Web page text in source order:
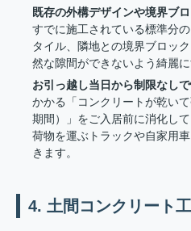
既存の外構デザインや境界ブ
すでに施工されている標準分
タイル、隣地との境界ブロッ
然な隙間ができないよう綺麗
お引っ越し当日から制限なし
かかる「コンクリートが乾い
期間）」をご入居前に消化し
荷物を運ぶトラックや自家用
きます。
4. 土間コンクリート